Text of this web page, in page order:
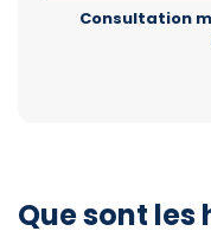
Consultation
Que sont